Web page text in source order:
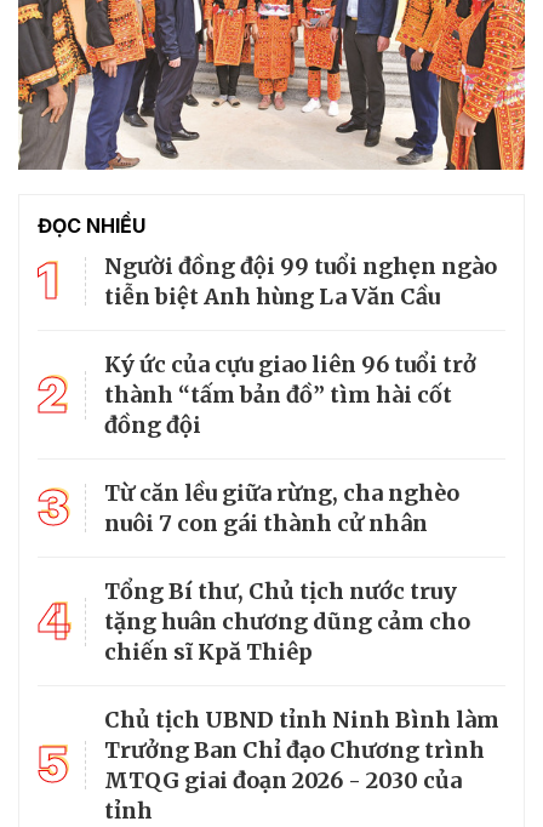
ĐỌC NHIỀU
1
Người đồng đội 99 tuổi nghẹn ngào
tiễn biệt Anh hùng La Văn Cầu
2
Ký ức của cựu giao liên 96 tuổi trở
thành “tấm bản đồ” tìm hài cốt
đồng đội
3
Từ căn lều giữa rừng, cha nghèo
nuôi 7 con gái thành cử nhân
4
Tổng Bí thư, Chủ tịch nước truy
tặng huân chương dũng cảm cho
chiến sĩ Kpă Thiêp
5
Chủ tịch UBND tỉnh Ninh Bình làm
Trưởng Ban Chỉ đạo Chương trình
MTQG giai đoạn 2026 - 2030 của
tỉnh